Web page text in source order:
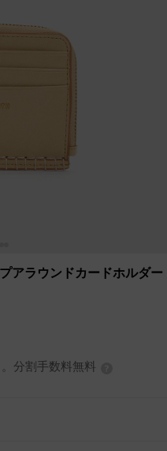
アラウンドカードホルダー
分割手数料無料